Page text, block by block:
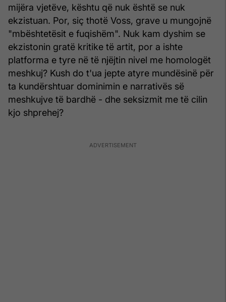
mijëra vjetëve, kështu që nuk është se nuk
ekzistuan. Por, siç thotë Voss, grave u mungojnë
"mbështetësit e fuqishëm". Nuk kam dyshim se
ekzistonin gratë kritike të artit, por a ishte
platforma e tyre në të njëjtin nivel me homologët
meshkuj? Kush do t'ua jepte atyre mundësinë për
ta kundërshtuar dominimin e narrativës së
meshkujve të bardhë - dhe seksizmit me të cilin
kjo shprehej?